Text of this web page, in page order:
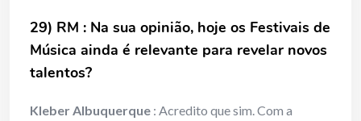
29) RM : Na sua opinião, hoje os Festivais de
Música ainda é relevante para revelar novos
talentos?
Kleber Albuquerque : Acredito que sim. Com a